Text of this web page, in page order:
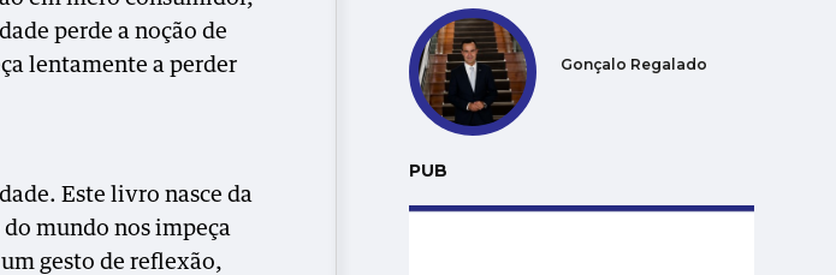
perde a noção de
lentamente a perder
Este livro nasce da
mundo nos impeça
gesto de reflexão,
Gonçalo Regalado
PUB